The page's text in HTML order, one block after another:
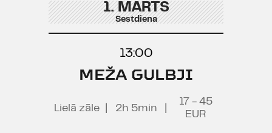
1. MARTS
Sestdiena
13:00
MEŽA GULBJI
Lielā zāle 2h 5min
17 - 45
EUR